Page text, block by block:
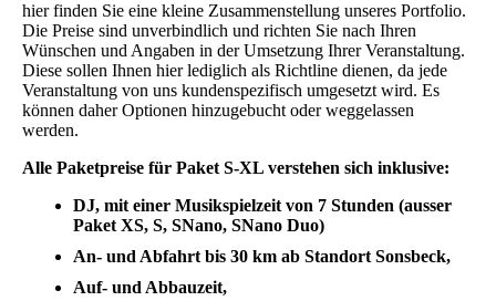
hier finden Sie eine kleine Zusammenstellung unseres Portfolio.
Die Preise sind unverbindlich und richten Sie nach Ihren
Wünschen und Angaben in der Umsetzung Ihrer Veranstaltung.
Diese sollen Ihnen hier lediglich als Richtline dienen, da jede
Veranstaltung von uns kundenspezifisch umgesetzt wird. Es
können daher Optionen hinzugebucht oder weggelassen
werden.
Alle Paketpreise für Paket S-XL verstehen sich inklusive:
DJ, mit einer Musikspielzeit von 7 Stunden (ausser
Paket XS, S, SNano, SNano Duo)
An- und Abfahrt bis 30 km ab Standort Sonsbeck,
Auf- und Abbauzeit,